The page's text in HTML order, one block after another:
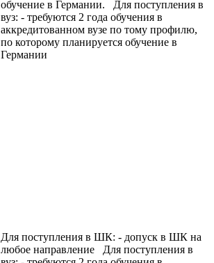
обучение в Германии. Для поступления в
вуз: - требуются 2 года обучения в
аккредитованном вузе по тому профилю,
по которому планируется обучение в
Германии
Для поступления в ШК: - допуск в ШК на
любое направление Для поступления в